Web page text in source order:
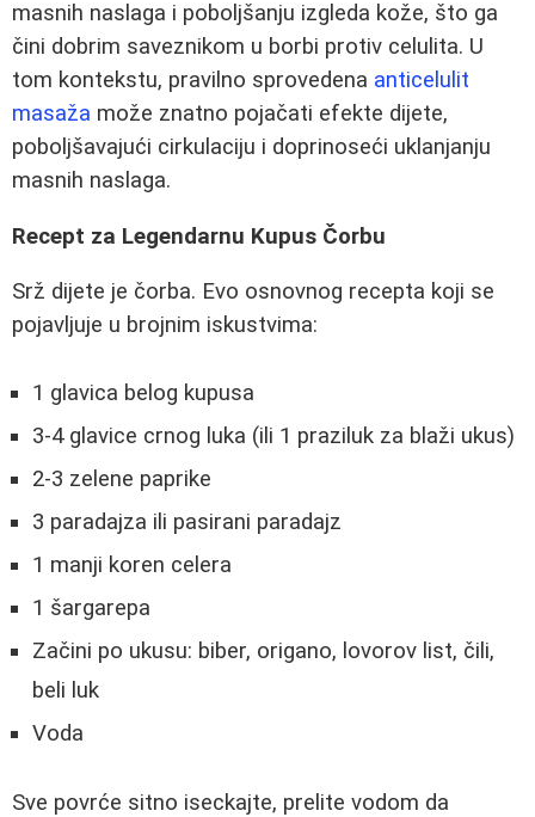
masnih naslaga i poboljšanju izgleda kože, što ga
čini dobrim saveznikom u borbi protiv celulita. U
tom kontekstu, pravilno sprovedena anticelulit
masaža može znatno pojačati efekte dijete,
poboljšavajući cirkulaciju i doprinoseći uklanjanju
masnih naslaga.
Recept za Legendarnu Kupus Čorbu
Srž dijete je čorba. Evo osnovnog recepta koji se
pojavljuje u brojnim iskustvima:
1 glavica belog kupusa
3-4 glavice crnog luka (ili 1 praziluk za blaži ukus)
2-3 zelene paprike
3 paradajza ili pasirani paradajz
1 manji koren celera
1 šargarepa
Začini po ukusu: biber, origano, lovorov list, čili,
beli luk
Voda
Sve povrće sitno iseckajte, prelite vodom da